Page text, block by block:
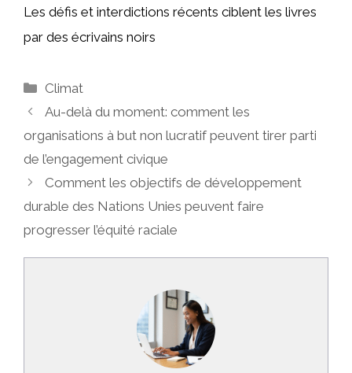
Les défis et interdictions récents ciblent les livres
par des écrivains noirs
Catégories
Climat
Au-delà du moment: comment les
organisations à but non lucratif peuvent tirer parti
de l’engagement civique
Comment les objectifs de développement
durable des Nations Unies peuvent faire
progresser l’équité raciale